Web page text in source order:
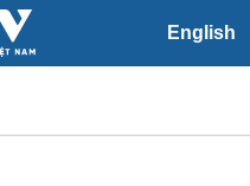
English